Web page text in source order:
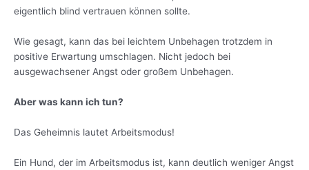
eigentlich blind vertrauen können sollte.
Wie gesagt, kann das bei leichtem Unbehagen trotzdem in
positive Erwartung umschlagen. Nicht jedoch bei
ausgewachsener Angst oder großem Unbehagen.
Aber was kann ich tun?
Das Geheimnis lautet Arbeitsmodus!
Ein Hund, der im Arbeitsmodus ist, kann deutlich weniger Angst